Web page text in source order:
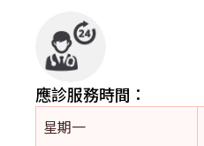
應診服務時間：
星期一